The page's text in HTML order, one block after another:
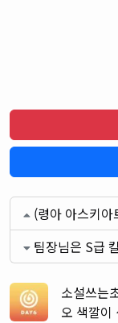
(령아 아스키
팀장님은 S급
소설쓰는
오 색깔이